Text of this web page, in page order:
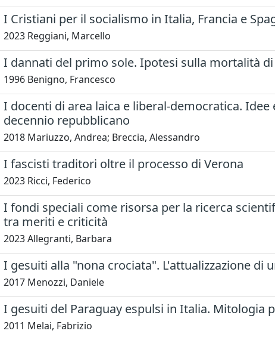
I Cristiani per il socialismo in Italia, Francia e
2023 Reggiani, Marcello
I dannati del primo sole. Ipotesi sulla mortalità
1996 Benigno, Francesco
I docenti di area laica e liberal-democratica.
decennio repubblicano
2018 Mariuzzo, Andrea; Breccia, Alessandro
I fascisti traditori oltre il processo di Verona
2023 Ricci, Federico
I fondi speciali come risorsa per la ricerca
tra meriti e criticità
2023 Allegranti, Barbara
I gesuiti alla "nona crociata". L'attualizzazione
2017 Menozzi, Daniele
I gesuiti del Paraguay espulsi in Italia. Mitologia
2011 Melai, Fabrizio